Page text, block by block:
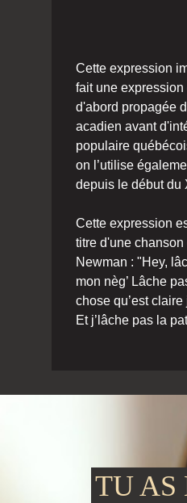
Cette expression
fait une
d'abord propagée
acadien avant
populaire
on l’utilise
depuis le début du
Cette expression
titre d'une chanson
Newman : "Hey,
mon nèg’ Lâche
chose qu’est claire
Et j’lâche pas la
TU AS